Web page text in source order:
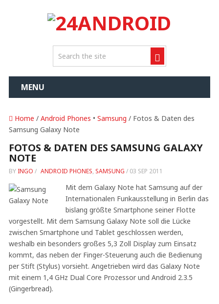
MENU
Home / Android Phones • Samsung / Fotos & Daten des
Samsung Galaxy Note
FOTOS & DATEN DES SAMSUNG GALAXY
NOTE
BY INGO / ANDROID PHONES, SAMSUNG / 03 SEP 2011
Mit dem Galaxy Note hat Samsung auf der
Internationalen Funkausstellung in Berlin das
bislang größte Smartphone seiner Flotte
vorgestellt. Mit dem Samsung Galaxy Note soll die Lücke
zwischen Smartphone und Tablet geschlossen werden,
weshalb ein besonders großes 5,3 Zoll Display zum Einsatz
kommt, das neben der Finger-Steuerung auch die Bedienung
per Stift (Stylus) vorsieht. Angetrieben wird das Galaxy Note
mit einem 1,4 GHz Dual Core Prozessor und Android 2.3.5
(Gingerbread).